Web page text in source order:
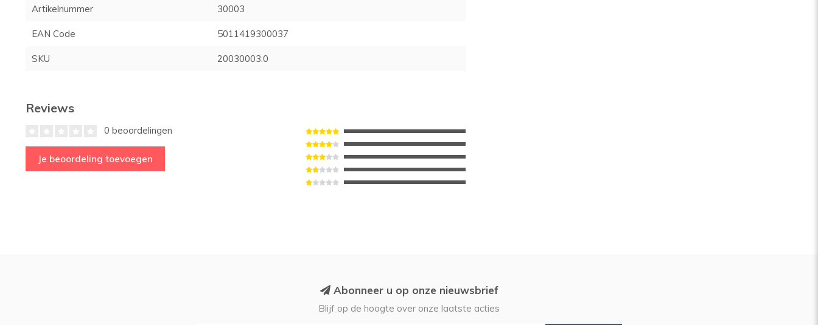
Artikelnummer 30003
EAN Code 5011419300037
SKU 20030003.0
Reviews
0 beoordelingen
Je beoordeling toevoegen
Abonneer u op onze nieuwsbrief
Blijf op de hoogte over onze laatste acties